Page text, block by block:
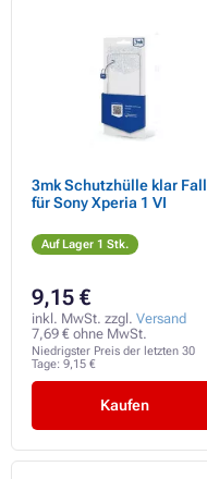
3mk Schutzhülle klar Fall
für Sony Xperia 1 VI
Auf Lager 1 Stk.
9,15 €
inkl. MwSt. zzgl. Versand
7,69 € ohne MwSt.
Niedrigster Preis der letzten 30
Tage: 9,15 €
Kaufen